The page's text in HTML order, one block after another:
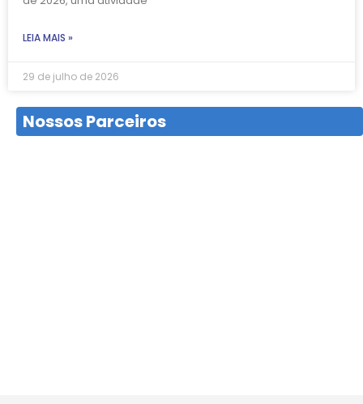
LEIA MAIS »
29 de julho de 2026
Nossos Parceiros